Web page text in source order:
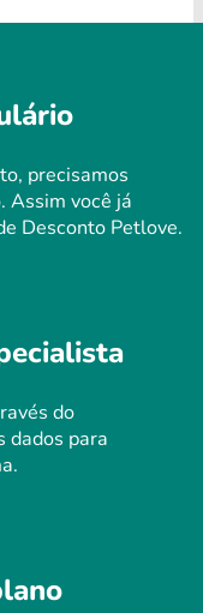
precisamos
Assim você já
Desconto Petlove.
do
dados para